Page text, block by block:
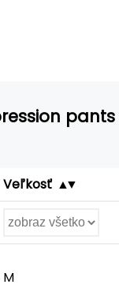
pants
Veľkosť
M